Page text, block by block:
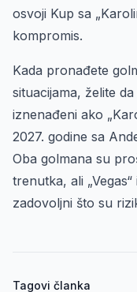
osvoji Kup sa
kompromis.
Kada pronađete
situacijama, želite
iznenađeni ako
2027. godine sa
Oba golmana su
trenutka, ali
zadovoljni što su
Tagovi članka